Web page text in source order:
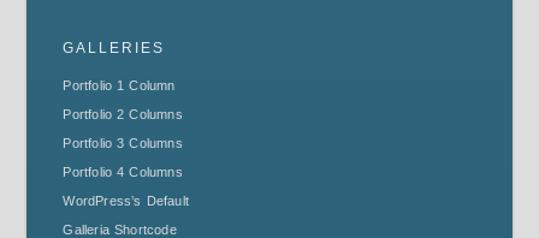
GALLERIES
Portfolio 1 Column
Portfolio 2 Columns
Portfolio 3 Columns
Portfolio 4 Columns
WordPress’s Default
Galleria Shortcode